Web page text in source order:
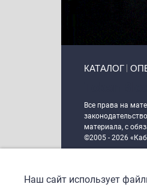
КАТАЛОГ
Все права на
материала, с
©2005 - 2026
DrupalCoder —
Наш сайт использует